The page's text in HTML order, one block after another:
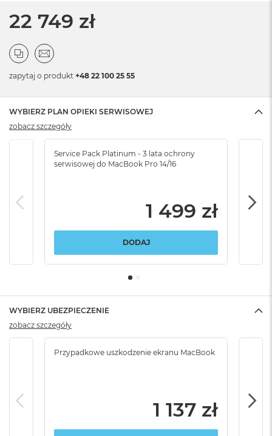
22 749 zł
zapytaj o produkt +48 22 100 25 55
WYBIERZ PLAN OPIEKI SERWISOWEJ
Service Pack Platinum - 3 lata ochrony
serwisowej do MacBook Pro 14/16
1 499 zł
DODAJ
zobacz szczegóły
WYBIERZ UBEZPIECZENIE
Przypadkowe uszkodzenie ekranu MacBook
1 137 zł
zobacz szczegóły